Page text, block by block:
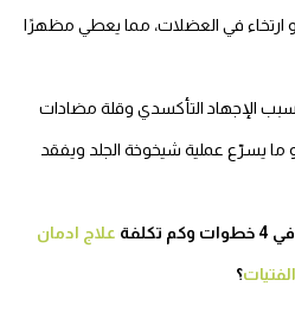
في العضلات، مما يعطي مظهرًا
الإجهاد التأكسدي وقلة مضادات
عملية شيخوخة الجلد ويفقد
علاج ادمان
؟